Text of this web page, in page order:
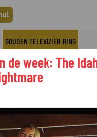
GOUDEN TELEVIZIER-RING
de week: The